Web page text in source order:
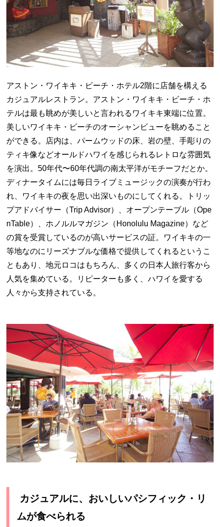
アストン・ワイキキ・ビーチ・ホテル2階に店舗を構える
カジュアルレストラン。アストン・ワイキキ・ビーチ・ホ
テルは最も眺めが美しいと言われるワイキキ東端に位置。
美しいワイキキ・ビーチのオーシャンビューを眺めること
ができる。店内は、パームウッドの床、岩の壁、手彫りの
ティキ像などオールドハワイを感じられるレトロな雰囲気
を演出。50年代〜60年代調の南太平洋がモチーフだとか。
ディナータイムには毎日ライブミュージックの演奏が行わ
れ、ワイキキの夜を思い出深いものにしてくれる。トリッ
プアドバイサー（Trip Advisor）、オープンテーブル（Ope
nTable）、ホノルルマガジン（ Honolulu Magazine）など
の賞を受賞しているのが高いサービスの証。ワイキキの一
等地なのにリーズナブルな価格で提供してくれるというこ
ともあり、地元ロコはもちろん、多くの日本人旅行客から
人気を集めている。リピーターも多く、ハワイを愛する
人々から支持されている。
カジュアルに、おいしいパシフィック・リ
ムが食べられる